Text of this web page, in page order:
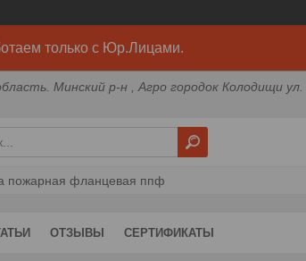
только с Юр.Лицами.
Минский р-н , Агро городок Колодищи
пожарная фланцевая ппф
ОТЗЫВЫ СЕРТИФИКАТЫ